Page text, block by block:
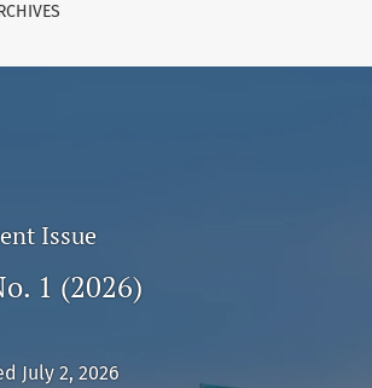
Issue
1 (2026)
July 2, 2026